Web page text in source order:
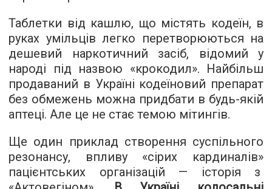
Таблетки від кашлю, що містять кодеїн, в
руках умільців легко перетворюються на
дешевий наркотичний засіб, відомий у
народі під назвою «крокодил». Найбільш
продаваний в Україні кодеїновий препарат
без обмежень можна придбати в будь-якій
аптеці. Але це не стає темою мітингів.
Ще один приклад створення суспільного
резонансу, впливу «сірих кардиналів»
пацієнтських організацій — історія з